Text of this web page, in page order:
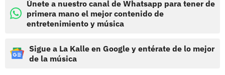
Únete a nuestro canal de Whatsapp para tener de
primera mano el mejor contenido de
entretenimiento y música
Sigue a La Kalle en Google y entérate de lo mejor
de la música